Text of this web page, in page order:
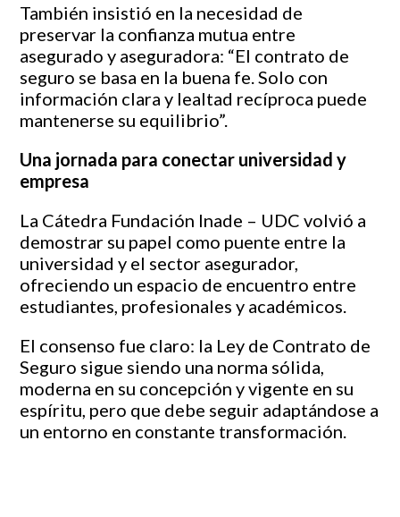
También insistió en la necesidad de
preservar la confianza mutua entre
asegurado y aseguradora: “El contrato de
seguro se basa en la buena fe. Solo con
información clara y lealtad recíproca puede
mantenerse su equilibrio”.
Una jornada para conectar universidad y
empresa
La Cátedra Fundación Inade – UDC volvió a
demostrar su papel como puente entre la
universidad y el sector asegurador,
ofreciendo un espacio de encuentro entre
estudiantes, profesionales y académicos.
El consenso fue claro: la Ley de Contrato de
Seguro sigue siendo una norma sólida,
moderna en su concepción y vigente en su
espíritu, pero que debe seguir adaptándose a
un entorno en constante transformación.